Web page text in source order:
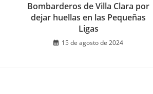
Bombarderos de Villa Clara por
dejar huellas en las Pequeñas
Ligas
15 de agosto de 2024